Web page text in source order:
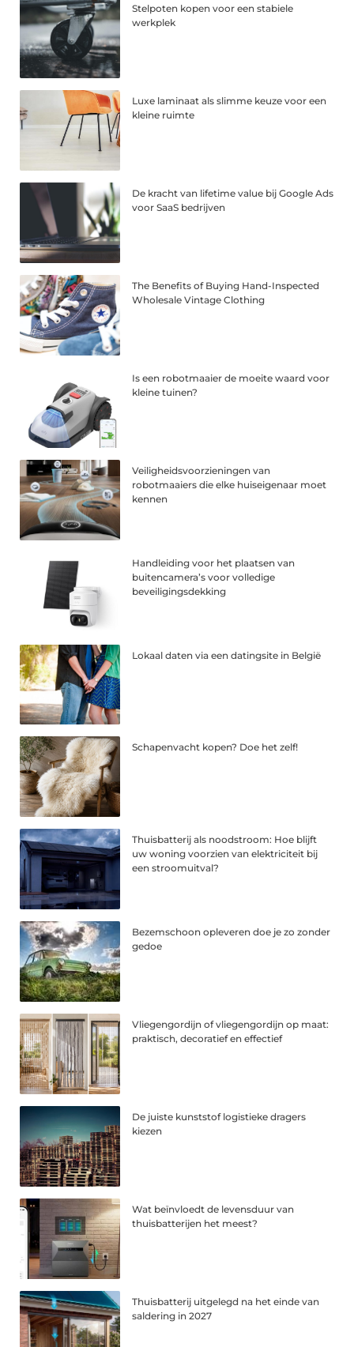
Stelpoten kopen voor een stabiele
werkplek
Luxe laminaat als slimme keuze voor een
kleine ruimte
De kracht van lifetime value bij Google Ads
voor SaaS bedrijven
The Benefits of Buying Hand-Inspected
Wholesale Vintage Clothing
Is een robotmaaier de moeite waard voor
kleine tuinen?
Veiligheidsvoorzieningen van
robotmaaiers die elke huiseigenaar moet
kennen
Handleiding voor het plaatsen van
buitencamera’s voor volledige
beveiligingsdekking
Lokaal daten via een datingsite in België
Schapenvacht kopen? Doe het zelf!
Thuisbatterij als noodstroom: Hoe blijft
uw woning voorzien van elektriciteit bij
een stroomuitval?
Bezemschoon opleveren doe je zo zonder
gedoe
Vliegengordijn of vliegengordijn op maat:
praktisch, decoratief en effectief
De juiste kunststof logistieke dragers
kiezen
Wat beïnvloedt de levensduur van
thuisbatterijen het meest?
Thuisbatterij uitgelegd na het einde van
saldering in 2027